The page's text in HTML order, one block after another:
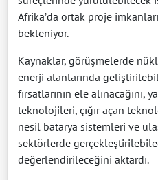
Afrika’da ortak proje
bekleniyor.
Kaynaklar, görüşmelerde
enerji alanlarında
fırsatlarının ele alınacağını,
teknolojileri, çığır açan
nesil batarya sistemleri ve
sektörlerde
değerlendirileceğini aktardı.